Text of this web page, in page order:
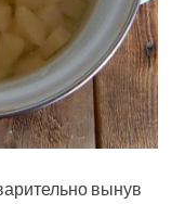
вынув